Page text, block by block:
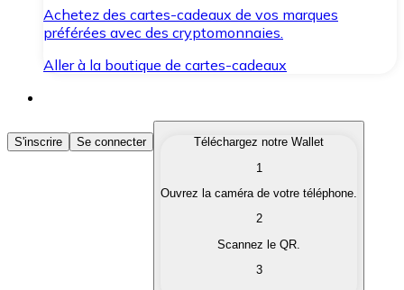
Achetez des cartes-cadeaux de vos marques
préférées avec des cryptomonnaies.
Aller à la boutique de cartes-cadeaux
Acheter des Cryptomonnaies
Achetez les cryptomonnaies qui vous intéressent
Convertissez vos cryptomonnaies en monnaie
S'inscrire Se connecter
Téléchargez notre Wallet
1
Ouvrez la caméra de votre téléphone.
2
Scannez le QR.
3